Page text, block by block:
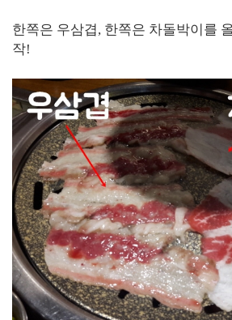
한쪽은 우삼겹, 한쪽은 차돌박이를
작!